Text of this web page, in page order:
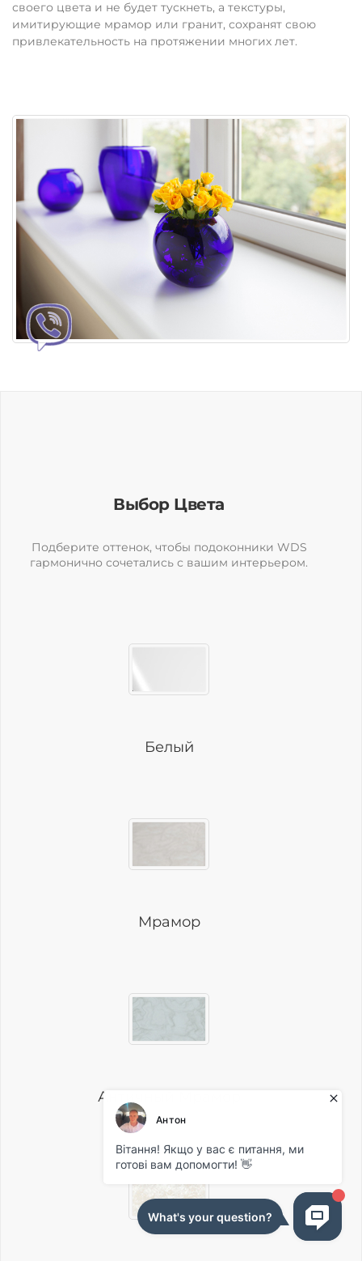
своего цвета и не будет тускнеть, а текстуры,
имитирующие мрамор или гранит, сохранят свою
привлекательность на протяжении многих лет.
Выбор Цвета
Подберите оттенок, чтобы подоконники WDS
гармонично сочетались с вашим интерьером.
Белый
Мрамор
Античный Мрамор